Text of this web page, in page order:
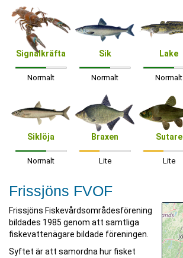
Signalkräfta
Normalt
Sik
Normalt
Lake
Normalt
Siklöja
Normalt
Braxen
Lite
Sutare
Lite
Frissjöns FVOF
Frissjöns Fiskevårdsområdesförening
bildades 1985 genom att samtliga
fiskevattenägare bildade föreningen.
Syftet är att samordna hur fisket